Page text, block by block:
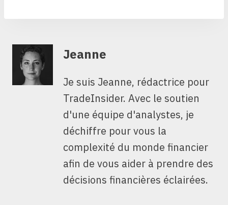
Jeanne
Je suis Jeanne, rédactrice pour
TradeInsider. Avec le soutien
d'une équipe d'analystes, je
déchiffre pour vous la
complexité du monde financier
afin de vous aider à prendre des
décisions financières éclairées.